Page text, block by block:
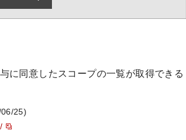
に同意したスコープの一覧が取得できる
25)